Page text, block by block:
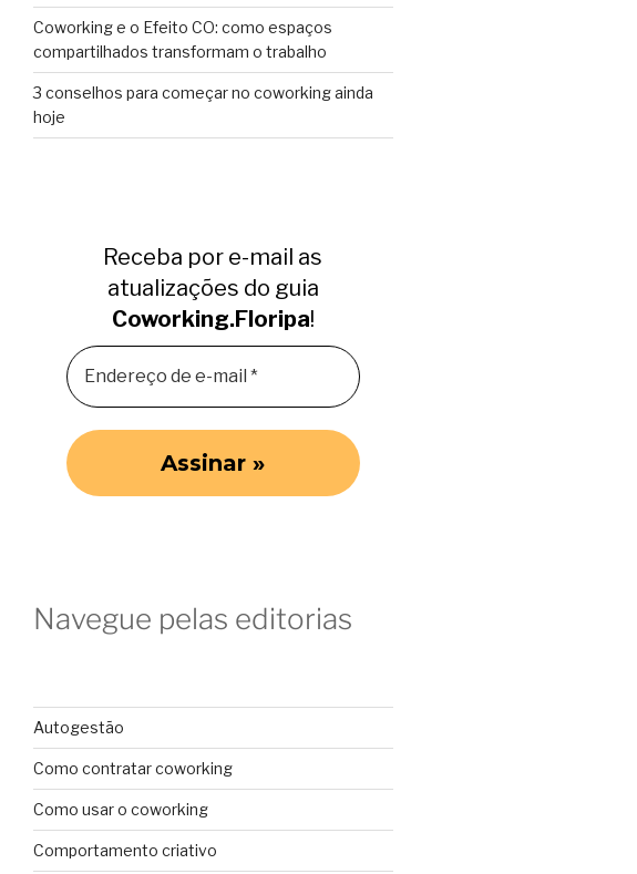
Coworking e o Efeito CO: como espaços
compartilhados transformam o trabalho
3 conselhos para começar no coworking ainda
hoje
Receba por e-mail as
atualizações do guia
Coworking.Floripa!
Navegue pelas editorias
Autogestão
Como contratar coworking
Como usar o coworking
Comportamento criativo